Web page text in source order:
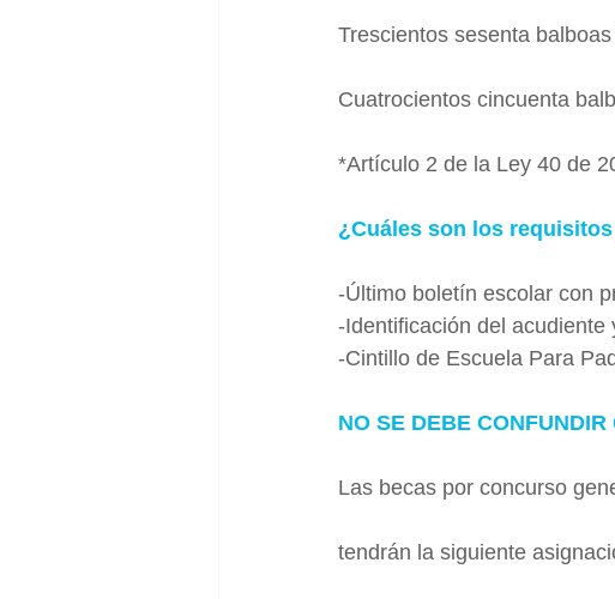
Trescientos sesenta
Cuatrocientos cincuenta
*Artículo 2 de la Ley 40 de
¿Cuáles son los
-Último boletín escolar con
-Identificación del acudiente
-Cintillo de Escuela Para
NO SE DEBE
Las becas por concurso
tendrán la siguiente